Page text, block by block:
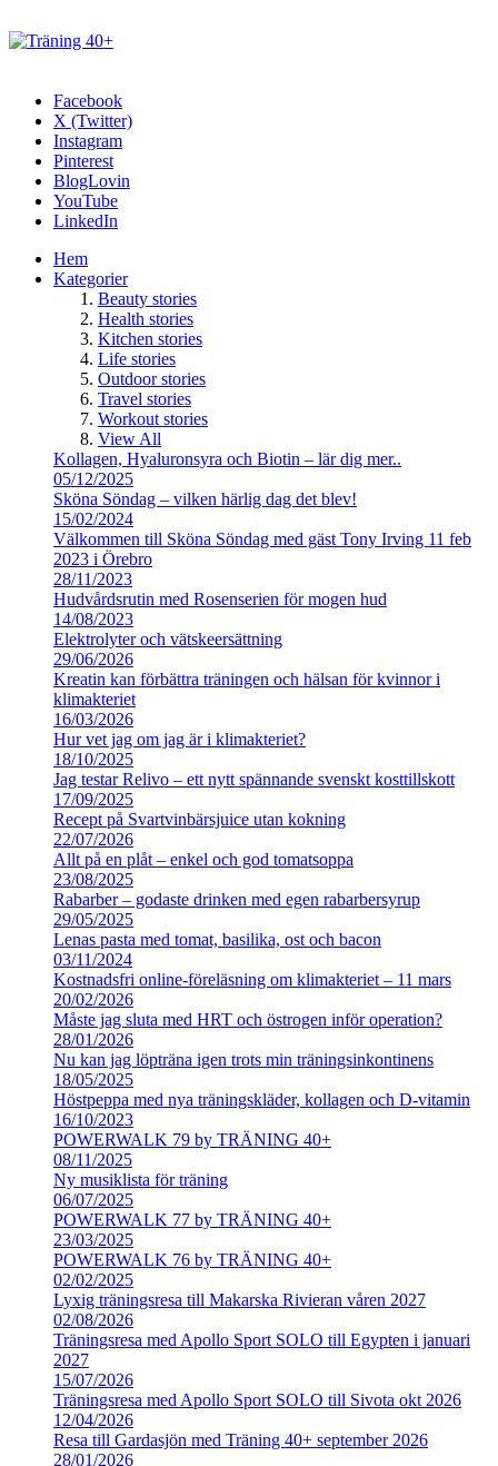
Facebook
X (Twitter)
Instagram
Pinterest
BlogLovin
YouTube
LinkedIn
Hem
Kategorier
Beauty stories
Health stories
Kitchen stories
Life stories
Outdoor stories
Travel stories
Workout stories
View All
Kollagen, Hyaluronsyra och Biotin – lär dig mer..
05/12/2025
Sköna Söndag – vilken härlig dag det blev!
15/02/2024
Välkommen till Sköna Söndag med gäst Tony Irving 11 feb
2023 i Örebro
28/11/2023
Hudvårdsrutin med Rosenserien för mogen hud
14/08/2023
Elektrolyter och vätskeersättning
29/06/2026
Kreatin kan förbättra träningen och hälsan för kvinnor i
klimakteriet
16/03/2026
Hur vet jag om jag är i klimakteriet?
18/10/2025
Jag testar Relivo – ett nytt spännande svenskt kosttillskott
17/09/2025
Recept på Svartvinbärsjuice utan kokning
22/07/2026
Allt på en plåt – enkel och god tomatsoppa
23/08/2025
Rabarber – godaste drinken med egen rabarbersyrup
29/05/2025
Lenas pasta med tomat, basilika, ost och bacon
03/11/2024
Kostnadsfri online-föreläsning om klimakteriet – 11 mars
20/02/2026
Måste jag sluta med HRT och östrogen inför operation?
28/01/2026
Nu kan jag löpträna igen trots min träningsinkontinens
18/05/2025
Höstpeppa med nya träningskläder, kollagen och D-vitamin
16/10/2023
POWERWALK 79 by TRÄNING 40+
08/11/2025
Ny musiklista för träning
06/07/2025
POWERWALK 77 by TRÄNING 40+
23/03/2025
POWERWALK 76 by TRÄNING 40+
02/02/2025
Lyxig träningsresa till Makarska Rivieran våren 2027
02/08/2026
Träningsresa med Apollo Sport SOLO till Egypten i januari
2027
15/07/2026
Träningsresa med Apollo Sport SOLO till Sivota okt 2026
12/04/2026
Resa till Gardasjön med Träning 40+ september 2026
28/01/2026